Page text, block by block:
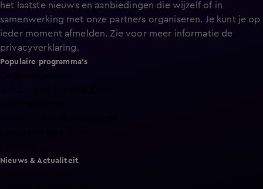
het laatste nieuws en aanbiedingen die wijzelf of in
samenwerking met onze partners organiseren. Je kunt je op
ieder moment afmelden. Zie voor meer informatie de
privacyverklaring.
Populaire programma's
Nieuws & Actualiteit